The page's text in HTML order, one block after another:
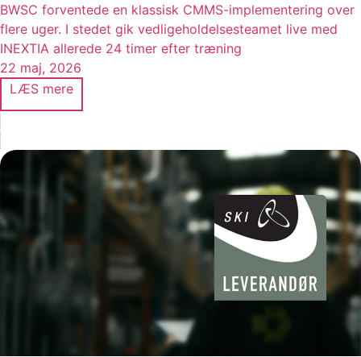
BWSC forventede en klassisk CMMS-implementering over
flere uger. I stedet gik vedligeholdelsesteamet live med
INEXTIA allerede 24 timer efter træning
22 maj, 2026
LÆS mere